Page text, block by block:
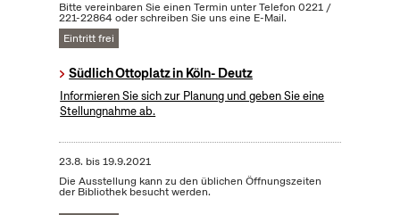
Bitte vereinbaren Sie einen Termin unter Telefon 0221 /
221-22864 oder schreiben Sie uns eine E-Mail.
Eintritt frei
Südlich Ottoplatz in Köln- Deutz
Informieren Sie sich zur Planung und geben Sie eine
Stellungnahme ab.
23.8. bis19.9.2021
Die Ausstellung kann zu den üblichen Öffnungszeiten
der Bibliothek besucht werden.